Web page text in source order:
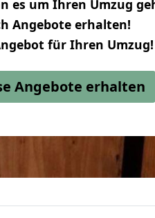
es um Ihren Umzug
Angebote erhalten!
für Ihren Umzug!
Angebote erhalten